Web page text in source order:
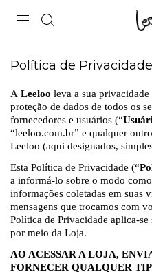
Política de Privacidade
A Leeloo leva a sua privacidade
proteção de dados de todos os
fornecedores e usuários (“
“leeloo.com.br” e qualquer
Leeloo (aqui designados,
Esta Política de Privacidade (“
a informá-lo sobre o modo
informações coletadas em suas
mensagens que trocamos com
Política de Privacidade aplica-
por meio da Loja.
AO ACESSAR A LOJA,
FORNECER QUALQUER